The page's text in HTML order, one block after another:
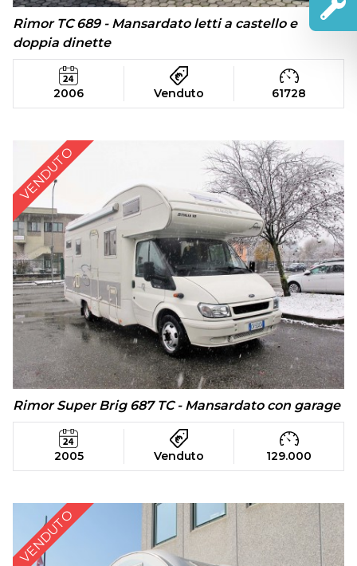
Rimor TC 689 - Mansardato letti a castello e
doppia dinette
2006 Venduto 61728
VENDUTO
Rimor Super Brig 687 TC - Mansardato con garage
2005 Venduto 129.000
VENDUTO